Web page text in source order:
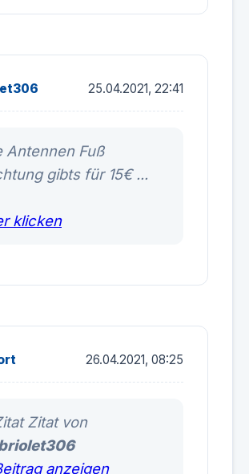
25.04.2021, 22:41
Antennen Fuß
gibts für 15€ ...
klicken
26.04.2021, 08:25
Zitat von